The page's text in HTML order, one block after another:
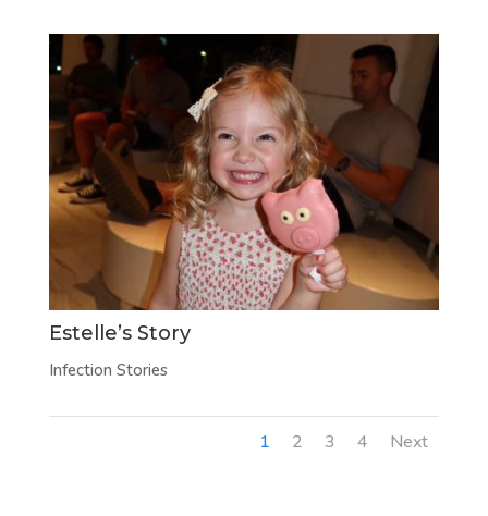
Estelle’s Story
Infection Stories
1 2 3 4 Next